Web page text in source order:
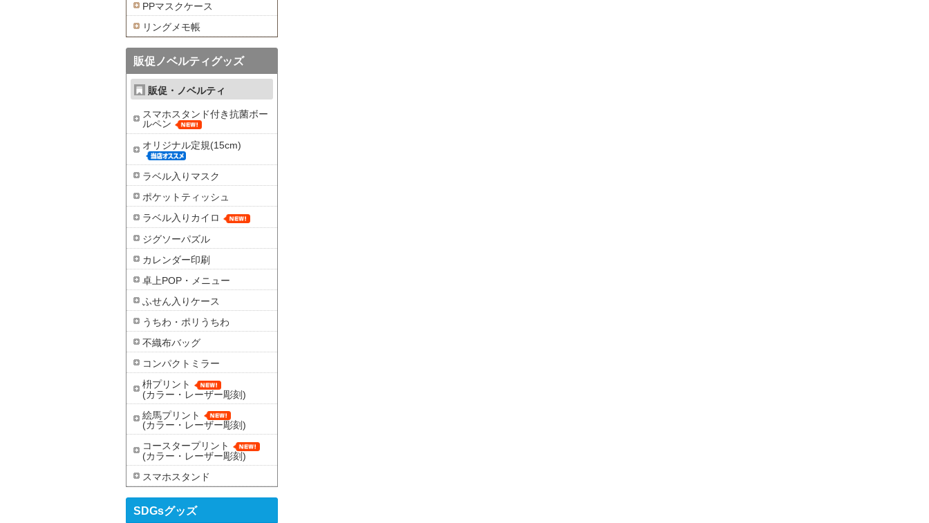
PPマスクケース
リングメモ帳
販促ノベルティグッズ
販促・ノベルティ
スマホスタンド付き抗菌ボー
ルペン
オリジナル定規(15cm)
ラベル入りマスク
ポケットティッシュ
ラベル入りカイロ
ジグソーパズル
カレンダー印刷
卓上POP・メニュー
ふせん入りケース
うちわ・ポリうちわ
不織布バッグ
コンパクトミラー
枡プリント
(カラー・レーザー彫刻)
絵馬プリント
(カラー・レーザー彫刻)
コースタープリント
(カラー・レーザー彫刻)
スマホスタンド
SDGsグッズ